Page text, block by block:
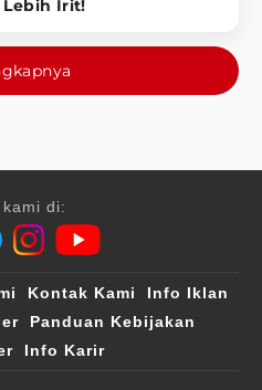
Lebih Irit!
di:
Kontak Kami
Info Iklan
Panduan Kebijakan
Info Karir